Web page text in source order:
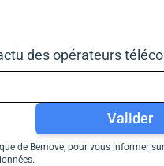
des opérateurs
Valider
de Bemove, pour vous informer